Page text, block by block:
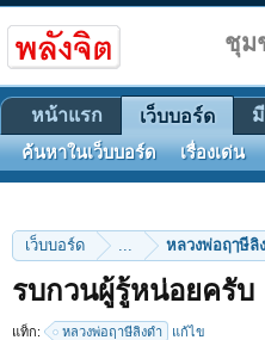
เว็บบอร์ด ... หลวงพ่อฤๅษีลิ
รบกวนผู้รู้หน่อยครับ
แท็ก: หลวงพ่อฤาษีลิงดำ แก้ไข
ชุม
หน้าแรก เว็บบอร์ด
ค้นหาในเว็บบอร์ด เรื่องเด่น